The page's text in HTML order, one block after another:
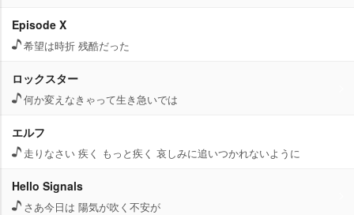
Episode X
希望は時折 残酷だった
ロックスター
何か変えなきゃって生き急いでは
エルフ
走りなさい 疾く もっと疾く 哀しみに追いつかれないように
Hello Signals
さあ今日は 陽気が吹く不安が